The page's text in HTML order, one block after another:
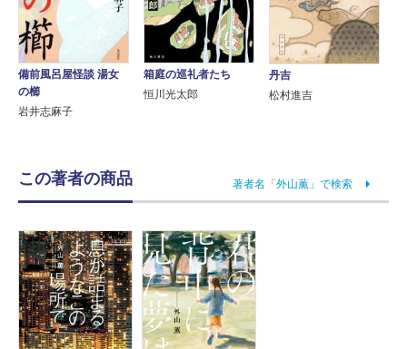
備前風呂屋怪談 湯女
の櫛
岩井志麻子
箱庭の巡礼者たち
恒川光太郎
丹吉
松村進吉
この著者の商品 著者名「外山薫」で検索